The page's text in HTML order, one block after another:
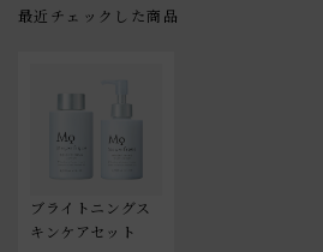
ブライトニングス
キンケアセット